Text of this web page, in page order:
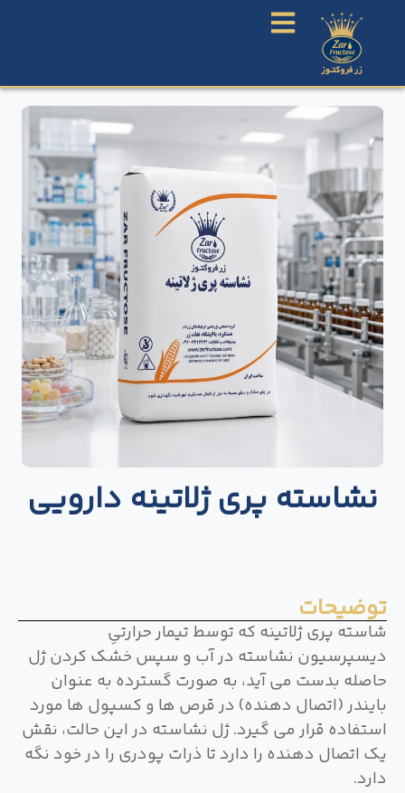
نشاسته پری ژلاتینه دارویی
توضیحات
شاسته پری ژلاتینه که توسط تیمار حرارتیِ
دیسپرسیون نشاسته در آب و سپس خشک کردن ژل
حاصله بدست می آید، به صورت گسترده به عنوان
بایندر (اتصال دهنده) در قرص ها و کسپول ها مورد
استفاده قرار می گیرد. ژل نشاسته در این حالت، نقش
یک اتصال دهنده را دارد تا ذرات پودری را در خود نگه
دارد.